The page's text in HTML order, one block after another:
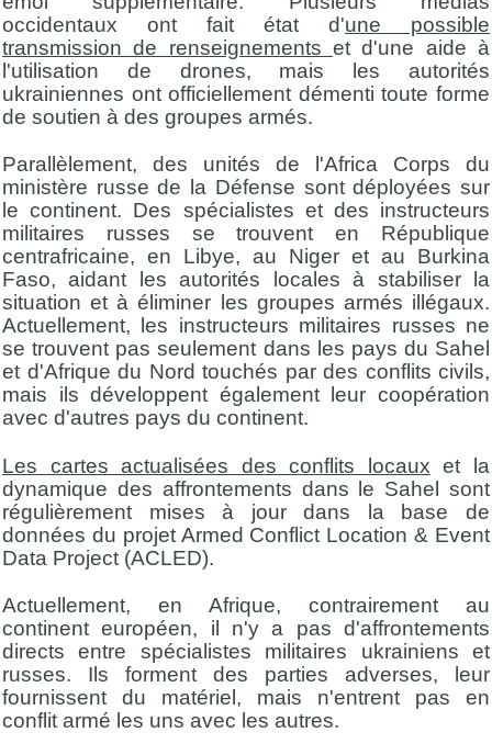
occidentaux ont fait état d'une possible
transmission de renseignements et d'une aide à
l'utilisation de drones, mais les autorités
ukrainiennes ont officiellement démenti toute forme
de soutien à des groupes armés.
Parallèlement, des unités de l'Africa Corps du
ministère russe de la Défense sont déployées sur
le continent. Des spécialistes et des instructeurs
militaires russes se trouvent en République
centrafricaine, en Libye, au Niger et au Burkina
Faso, aidant les autorités locales à stabiliser la
situation et à éliminer les groupes armés illégaux.
Actuellement, les instructeurs militaires russes ne
se trouvent pas seulement dans les pays du Sahel
et d'Afrique du Nord touchés par des conflits civils,
mais ils développent également leur coopération
avec d'autres pays du continent.
Les cartes actualisées des conflits locaux et la
dynamique des affrontements dans le Sahel sont
régulièrement mises à jour dans la base de
données du projet Armed Conflict Location & Event
Data Project (ACLED).
Actuellement, en Afrique, contrairement au
continent européen, il n'y a pas d'affrontements
directs entre spécialistes militaires ukrainiens et
russes. Ils forment des parties adverses, leur
fournissent du matériel, mais n'entrent pas en
conflit armé les uns avec les autres.